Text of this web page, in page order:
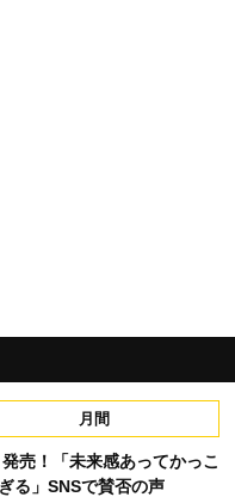
月間
売！「未来感あってかっこ
る」SNSで賛否の声